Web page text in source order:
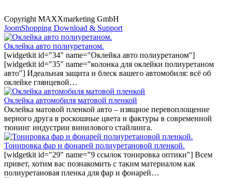
Copyright MAXXmarketing GmbH
JoomShopping Download & Support
Оклейка авто полиуретаном.
[widgetkit id="34" name="Оклейка авто полиуретаном"]
[widgetkit id="35" name="колонка для оклейки полиуретаном
авто"] Идеальная защита и блеск вашего автомобиля: всё об
оклейке глянцевой…
Оклейка автомобиля матовой пленкой
Оклейка матовой пленкой авто – изящное перевоплощение
верного друга в роскошные цвета и фактуры в современной
тюнинг индустрии винилового стайлинга.
Тонировка фар и фонарей полиуретановой пленкой.
[widgetkit id="29" name="9 ссылок тонировка оптики"] Всем
привет, хотим вас познакомить с таким материалом как
полиуретановая пленка для фар и фонарей…